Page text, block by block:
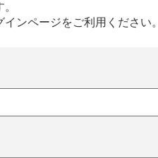
ンページをご利用ください。